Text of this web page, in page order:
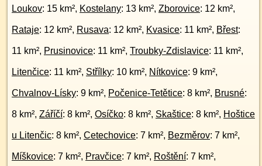
Loukov: 15 km², Kostelany: 13 km², Zborovice: 12 km²,
Rataje: 12 km², Rusava: 12 km², Kvasice: 11 km², Břest:
11 km², Prusinovice: 11 km², Troubky-Zdislavice: 11 km²,
Litenčice: 11 km², Střílky: 10 km², Nítkovice: 9 km²,
Chvalnov-Lísky: 9 km², Počenice-Tetětice: 8 km², Brusné:
8 km², Záříčí: 8 km², Osíčko: 8 km², Skaštice: 8 km², Hoštice
u Litenčic: 8 km², Cetechovice: 7 km², Bezměrov: 7 km²,
Míškovice: 7 km², Pravčice: 7 km², Roštění: 7 km²,